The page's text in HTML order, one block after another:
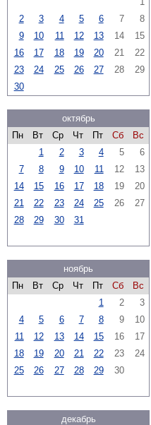
2
3 4 5 6 7
8
9
10 11 12 13 14
15
16
17 18 19 20 21
22
23
24 25 26 27 28
29
30
октябрь
Пн
Вт Ср Чт Пт Сб
Вс
1
2 3 4 5
6
7
8 9 10 11 12
13
14
15 16 17 18 19
20
21
22 23 24 25 26
27
28
29 30 31
ноябрь
Пн
Вт Ср Чт Пт Сб
Вс
1
2
3
4
5 6 7 8 9
10
11
12 13 14 15 16
17
18
19 20 21 22 23
24
25
26 27 28 29 30
декабрь